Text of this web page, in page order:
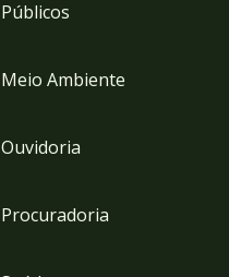
Públicos
Meio Ambiente
Ouvidoria
Procuradoria